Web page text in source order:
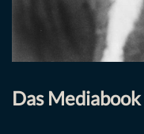
Das Mediabook